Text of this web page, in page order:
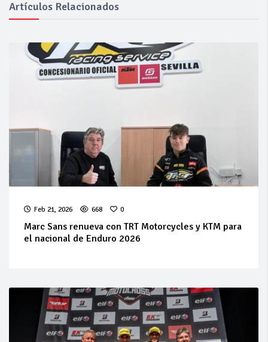
Artículos Relacionados
Feb 21, 2026 668 0
Marc Sans renueva con TRT Motorcycles y KTM para
el nacional de Enduro 2026